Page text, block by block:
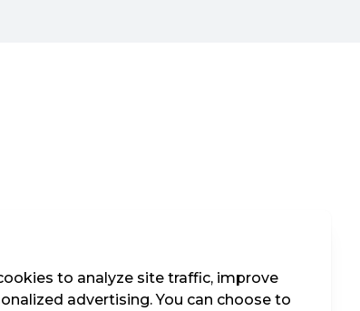
to analyze site traffic, improve
advertising. You can choose to